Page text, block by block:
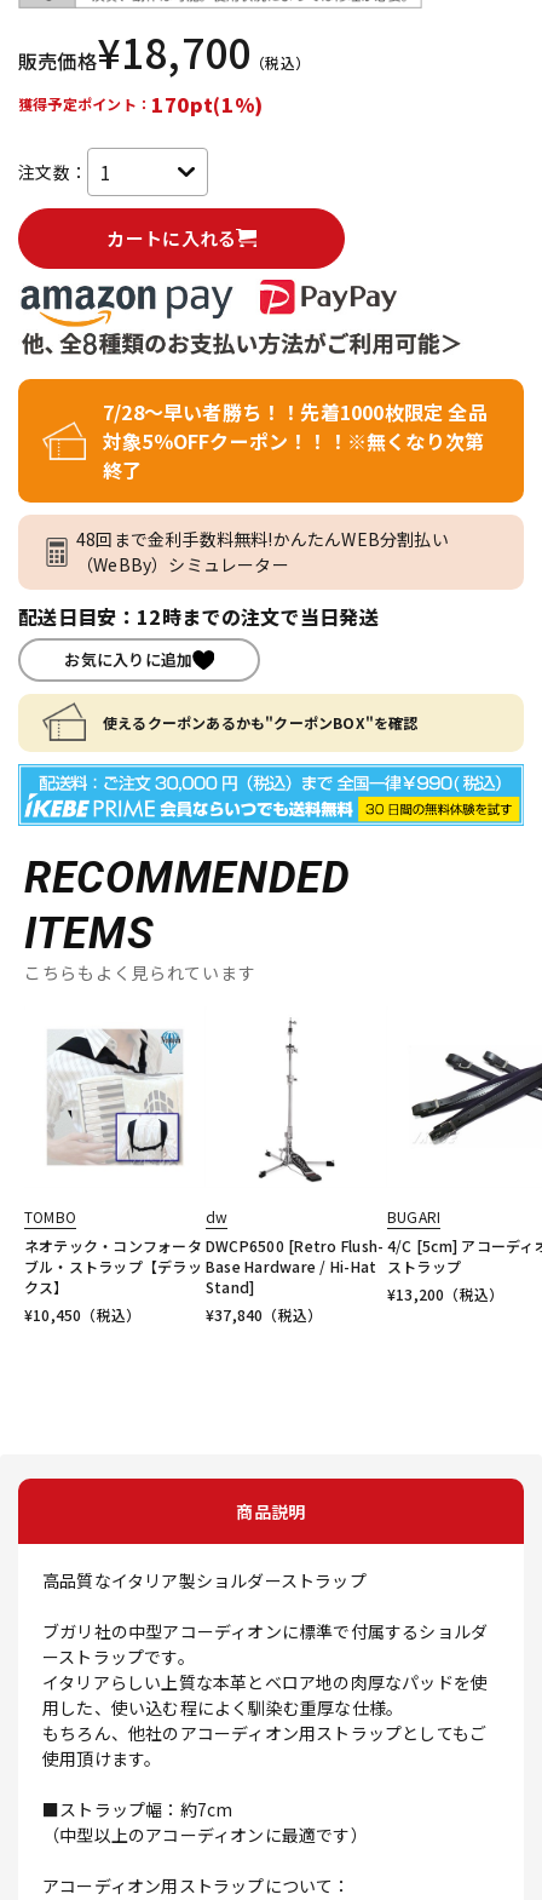
販売価格¥18,700 （税込）
獲得予定ポイント： 170pt(1%)
注文数：
カートに入れる
7/28～早い者勝ち！！先着1000枚限定 全品
対象5％OFFクーポン！！！※無くなり次第
終了
48回まで金利手数料無料!かんたんWEB分割払い
（WeBBy）シミュレーター
配送日目安：12時までの注文で当日発送
お気に入りに追加
使えるクーポンあるかも"クーポンBOX"を確認
RECOMMENDED
ITEMS
こちらもよく見られています
TOMBO
ネオテック・コンフォータ
ブル・ストラップ【デラッ
クス】
¥10,450 （税込）
dw
DWCP6500 [Retro Flush-
Base Hardware / Hi-Hat
Stand]
¥37,840 （税込）
BUGARI
4/C [5cm] アコーディ
ストラップ
¥13,200 （税込）
商品説明
高品質なイタリア製ショルダーストラップ
ブガリ社の中型アコーディオンに標準で付属するショルダ
ーストラップです。
イタリアらしい上質な本革とベロア地の肉厚なパッドを使
用した、使い込む程によく馴染む重厚な仕様。
もちろん、他社のアコーディオン用ストラップとしてもご
使用頂けます。
■ストラップ幅：約7cm
（中型以上のアコーディオンに最適です）
アコーディオン用ストラップについて：